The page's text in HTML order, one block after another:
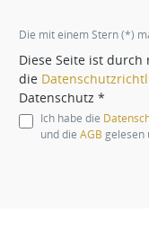
Die mit einem Stern (*)
Diese Seite ist durch
die
Datenschutz *
Ich habe die
und die AGB gelesen